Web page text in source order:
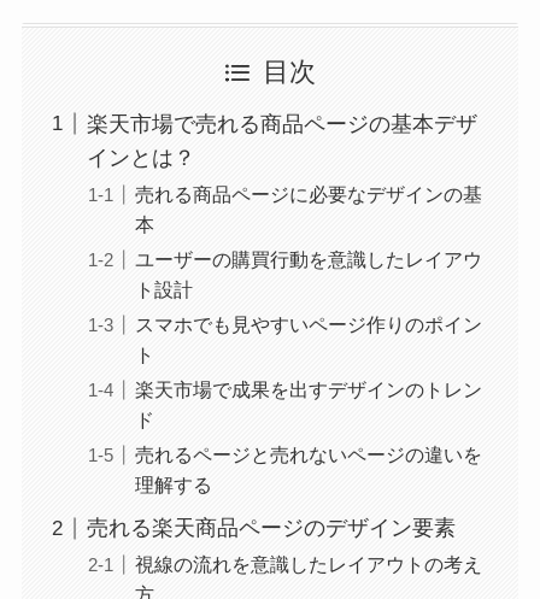
目次
楽天市場で売れる商品ページの基本デザ
インとは？
売れる商品ページに必要なデザインの基
本
ユーザーの購買行動を意識したレイアウ
ト設計
スマホでも見やすいページ作りのポイン
ト
楽天市場で成果を出すデザインのトレン
ド
売れるページと売れないページの違いを
理解する
売れる楽天商品ページのデザイン要素
視線の流れを意識したレイアウトの考え
方